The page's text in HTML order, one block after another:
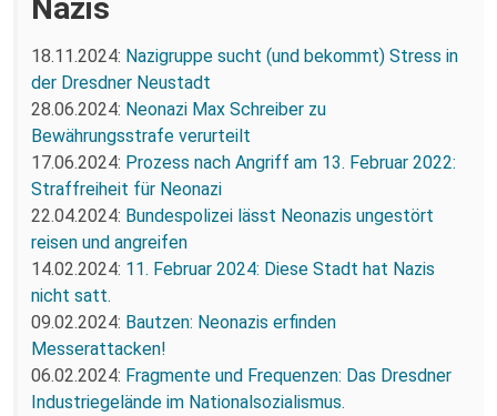
Nazis
18.11.2024: Nazigruppe sucht (und bekommt) Stress in
der Dresdner Neustadt
28.06.2024: Neonazi Max Schreiber zu
Bewährungsstrafe verurteilt
17.06.2024: Prozess nach Angriff am 13. Februar 2022:
Straffreiheit für Neonazi
22.04.2024: Bundespolizei lässt Neonazis ungestört
reisen und angreifen
14.02.2024: 11. Februar 2024: Diese Stadt hat Nazis
nicht satt.
09.02.2024: Bautzen: Neonazis erfinden
Messerattacken!
06.02.2024: Fragmente und Frequenzen: Das Dresdner
Industriegelände im Nationalsozialismus.